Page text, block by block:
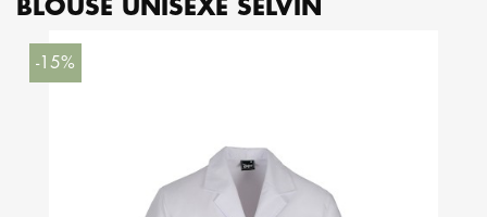
BLOUSE UNISEXE SELVIN
-15%